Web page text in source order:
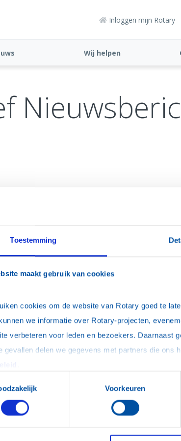
Toestemming
maakt gebruik van cookies
cookies om de website van Rotary goed te
we informatie over Rotary-projecten,
verbeteren voor leden en bezoekers. Daarnaast
Voorkeuren
Inloggen mijn Rotary
Wij helpen
bruiswijn voor End
periode rondom de feestdagen verkopen
wijnhandel Avinture - opnieuw
wordt gedoneerd aan de End
door de Gates Foundation! Deze